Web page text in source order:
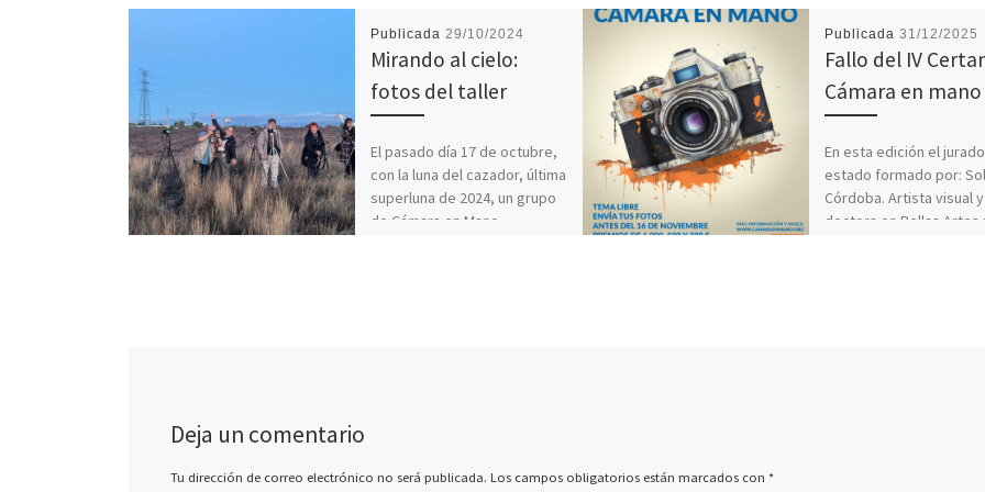
Publicada29/10/2024
Mirando al cielo:
fotos del taller
El pasado día 17 de octubre,
con la luna del cazador, última
superluna de 2024, un grupo
de Cámara en Mano
Publicada 31/12/2025
Fallo del IV
Cámara en mano
En esta edición el
estado formado por:
Córdoba. Artista visual y
doctora en Bellas Artes
Deja un comentario
Tu dirección de correo electrónico no será publicada. Los campos obligatorios están marcados con *